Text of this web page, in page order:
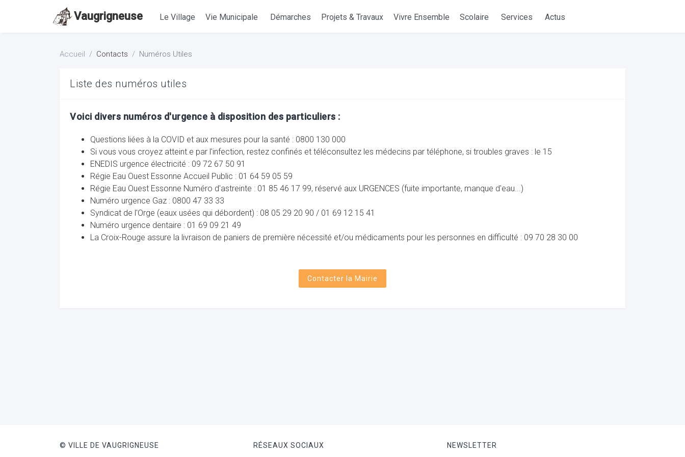
Vaugrigneuse Le Village Vie Municipale Démarches Projets & Travaux Vivre Ensemble Scolaire Services Actus
Accueil Contacts Numéros Utiles
Liste des numéros utiles
Voici divers numéros d'urgence à disposition des particuliers :
Questions liées à la COVID et aux mesures pour la santé : 0800 130 000
Si vous vous croyez atteint.e par l'infection, restez confinés et téléconsultez les médecins par téléphone, si troubles graves : le 15
ENEDIS urgence électricité : 09 72 67 50 91
Régie Eau Ouest Essonne Accueil Public : 01 64 59 05 59
Régie Eau Ouest Essonne Numéro d'astreinte : 01 85 46 17 99, réservé aux URGENCES (fuite importante, manque d'eau...)
Numéro urgence Gaz : 0800 47 33 33
Syndicat de l'Orge (eaux usées qui débordent) : 08 05 29 20 90 / 01 69 12 15 41
Numéro urgence dentaire : 01 69 09 21 49
La Croix-Rouge assure la livraison de paniers de première nécessité et/ou médicaments pour les personnes en difficulté : 09 70 28 30 00
Contacter la Mairie
© VILLE DE VAUGRIGNEUSE RÉSEAUX SOCIAUX NEWSLETTER